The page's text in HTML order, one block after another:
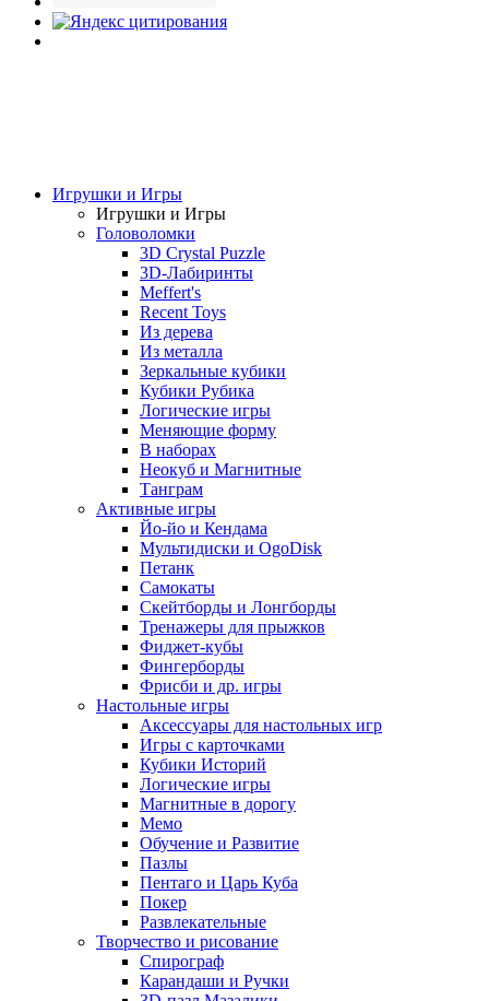
Игрушки и Игры
Игрушки и Игры
Головоломки
3D Crystal Puzzle
3D-Лабиринты
Meffert's
Recent Toys
Из дерева
Из металла
Зеркальные кубики
Кубики Рубика
Логические игры
Меняющие форму
В наборах
Неокуб и Магнитные
Танграм
Активные игры
Йо-йо и Кендама
Мультидиски и OgoDisk
Петанк
Самокаты
Скейтборды и Лонгборды
Тренажеры для прыжков
Фиджет-кубы
Фингерборды
Фрисби и др. игры
Настольные игры
Аксессуары для настольных игр
Игры с карточками
Кубики Историй
Логические игры
Магнитные в дорогу
Мемо
Обучение и Развитие
Пазлы
Пентаго и Царь Куба
Покер
Развлекательные
Творчество и рисование
Спирограф
Карандаши и Ручки